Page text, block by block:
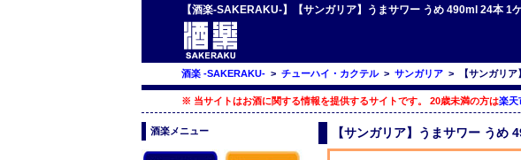
【酒楽-SAKERAKU-】【サンガリア】うまサワー うめ 490ml 24本
酒楽 -SAKERAKU- > チューハイ・カクテル > サンガリア > 【サンガリ
※ 当サイトはお酒に関する情報を提供するサイトです。 20歳未満の方は楽天
酒楽メニュー 【サンガリア】うまサワー うめ